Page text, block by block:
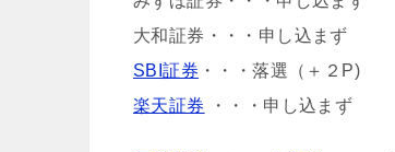
大和証券・・・申し込まず
SBI証券 ・・・落選（＋２P)
楽天証券 ・・・申し込まず